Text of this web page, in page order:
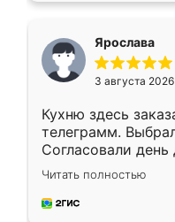
Ярослава
3 августа 2026
Кухню здесь
телеграмм.
Согласовали
недели кухня
довольны
мебель за
Читать полностью